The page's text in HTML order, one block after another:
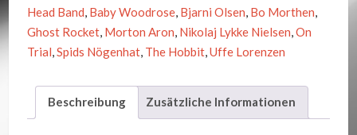
Menge
Head Band, Baby Woodrose, Bjarni Olsen, Bo Morthen,
Ghost Rocket, Morton Aron, Nikolaj Lykke Nielsen,On
Trial,Spids Nögenhat, The Hobbit,Uffe Lorenzen
Beschreibung Zusätzliche Informationen